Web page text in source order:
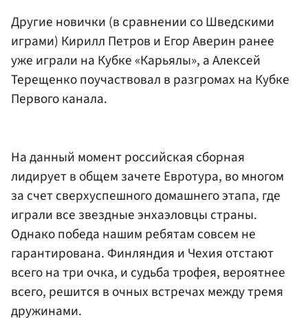
Другие новички (в сравнении со Шведскими
играми) Кирилл Петров и Егор Аверин ранее
уже играли на Кубке «Карьялы», а Алексей
Терещенко поучаствовал в разгромах на Кубке
Первого канала.
На данный момент российская сборная
лидирует в общем зачете Евротура, во многом
за счет сверхуспешного домашнего этапа, где
играли все звездные энхаэловцы страны.
Однако победа нашим ребятам совсем не
гарантирована. Финляндия и Чехия отстают
всего на три очка, и судьба трофея, вероятнее
всего, решится в очных встречах между тремя
дружинами.